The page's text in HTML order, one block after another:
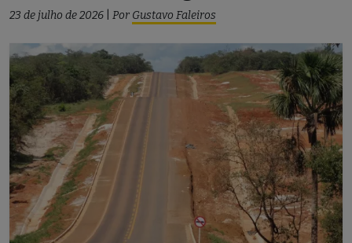
23 de julho de 2026 Por Gustavo Faleiros